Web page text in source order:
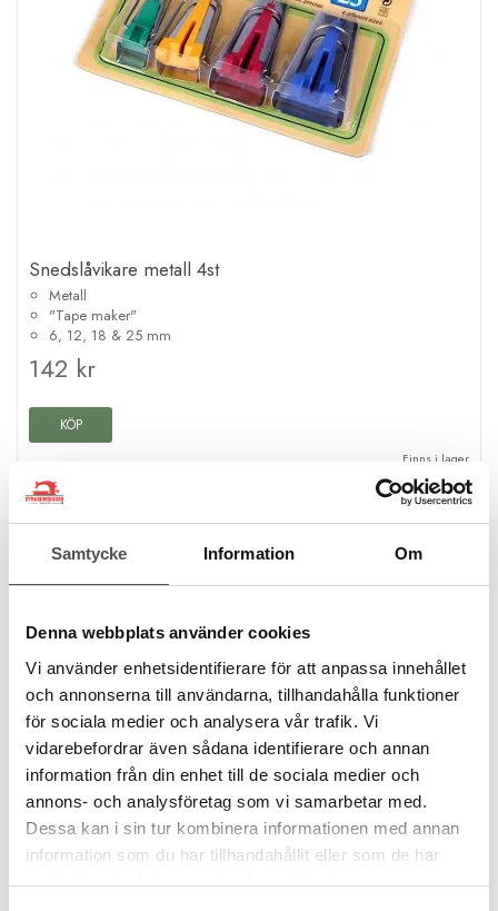
Samtycke Information Om
Denna webbplats använder cookies
Vi använder enhetsidentifierare för att anpassa innehållet
och annonserna till användarna, tillhandahålla funktioner
för sociala medier och analysera vår trafik. Vi
vidarebefordrar även sådana identifierare och annan
information från din enhet till de sociala medier och
annons- och analysföretag som vi samarbetar med.
Dessa kan i sin tur kombinera informationen med annan
information som du har tillhandahållit eller som de har
samlat in när du har använt deras tjänster.
Snedslåvikare metall 4st
Metall
"Tape maker"
6, 12, 18 & 25 mm
142 kr
KÖP
Finns i lager